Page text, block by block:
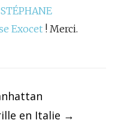
STÉPHANE
Exocet ! Merci.
en Italie →